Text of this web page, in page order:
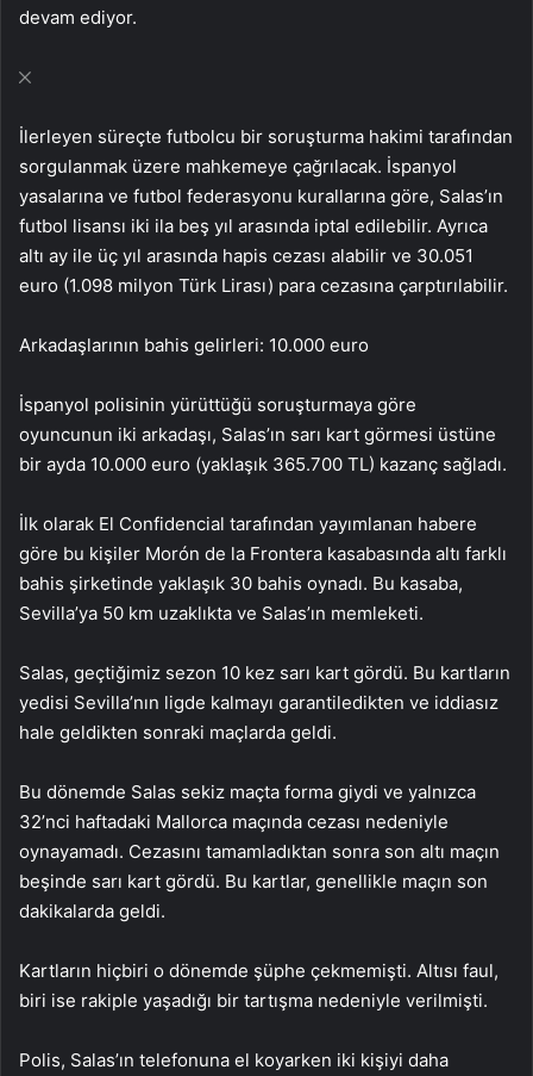
devam ediyor.
İlerleyen süreçte futbolcu bir soruşturma hakimi tarafından
sorgulanmak üzere mahkemeye çağrılacak. İspanyol
yasalarına ve futbol federasyonu kurallarına göre, Salas’ın
futbol lisansı iki ila beş yıl arasında iptal edilebilir. Ayrıca
altı ay ile üç yıl arasında hapis cezası alabilir ve 30.051
euro (1.098 milyon Türk Lirası) para cezasına çarptırılabilir.
Arkadaşlarının bahis gelirleri: 10.000 euro
İspanyol polisinin yürüttüğü soruşturmaya göre
oyuncunun iki arkadaşı, Salas’ın sarı kart görmesi üstüne
bir ayda 10.000 euro (yaklaşık 365.700 TL) kazanç sağladı.
İlk olarak El Confidencial tarafından yayımlanan habere
göre bu kişiler Morón de la Frontera kasabasında altı farklı
bahis şirketinde yaklaşık 30 bahis oynadı. Bu kasaba,
Sevilla’ya 50 km uzaklıkta ve Salas’ın memleketi.
Salas, geçtiğimiz sezon 10 kez sarı kart gördü. Bu kartların
yedisi Sevilla’nın ligde kalmayı garantiledikten ve iddiasız
hale geldikten sonraki maçlarda geldi.
Bu dönemde Salas sekiz maçta forma giydi ve yalnızca
32’nci haftadaki Mallorca maçında cezası nedeniyle
oynayamadı. Cezasını tamamladıktan sonra son altı maçın
beşinde sarı kart gördü. Bu kartlar, genellikle maçın son
dakikalarda geldi.
Kartların hiçbiri o dönemde şüphe çekmemişti. Altısı faul,
biri ise rakiple yaşadığı bir tartışma nedeniyle verilmişti.
Polis, Salas’ın telefonuna el koyarken iki kişiyi daha